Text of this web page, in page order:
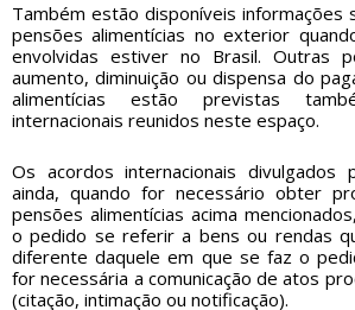
Também estão disponíveis informações
pensões alimentícias no exterior
envolvidas estiver no Brasil. Outras
aumento, diminuição ou dispensa do
alimentícias estão previstas
internacionais reunidos neste espaço.
Os acordos internacionais divulgados
ainda, quando for necessário obter
pensões alimentícias acima
o pedido se referir a bens ou rendas
diferente daquele em que se faz o
for necessária a comunicação de atos
(citação, intimação ou notificação).